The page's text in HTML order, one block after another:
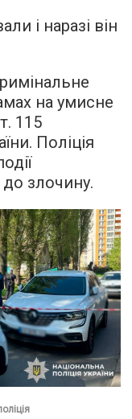
і наразі він
на умисне
115
Поліція
до злочину.